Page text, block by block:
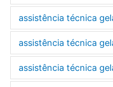
assistência técnica
assistência técnica
assistência técnica